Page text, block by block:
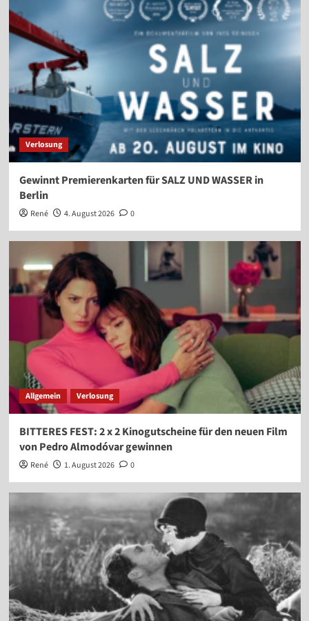
Verlosung
Gewinnt Premierenkarten für SALZ UND WASSER in
Berlin
René 4. August 2026 0
Allgemein Verlosung
BITTERES FEST: 2 x 2 Kinogutscheine für den neuen Film
von Pedro Almodóvar gewinnen
René 1. August 2026 0